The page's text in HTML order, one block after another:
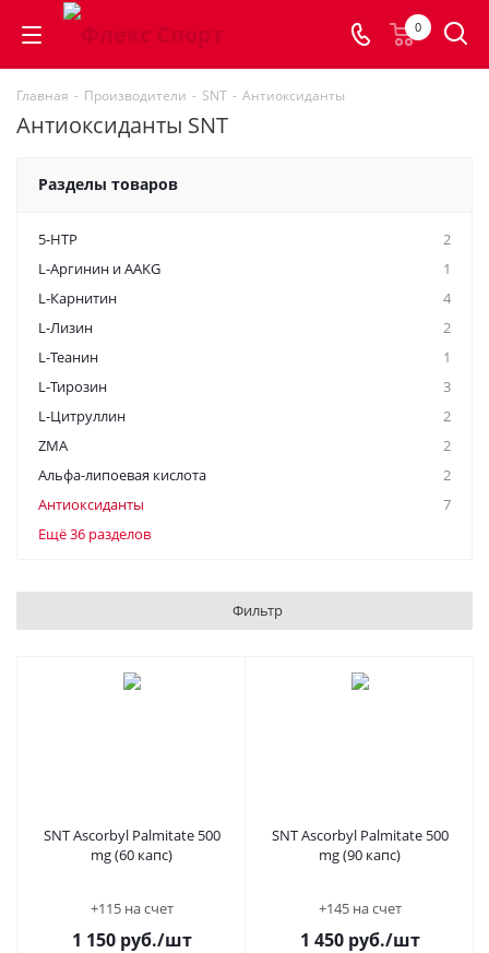
0
Главная - Производители - SNT - Антиоксиданты
Антиоксиданты SNT
Разделы товаров
5-HTP
2
L-Аргинин и AAKG
1
L-Карнитин
4
L-Лизин
2
L-Теанин
1
L-Тирозин
3
L-Цитруллин
2
ZMA
2
Альфа-липоевая кислота
2
Антиоксиданты
7
Ещё 36 разделов
Фильтр
SNT Ascorbyl Palmitate 500
mg (60 капс)
+115 на счет
1 150руб./шт
SNT Ascorbyl Palmitate 500
mg (90 капс)
+145 на счет
1 450руб./шт